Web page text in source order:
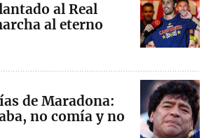
al Real
al eterno
de Maradona:
no comía y no